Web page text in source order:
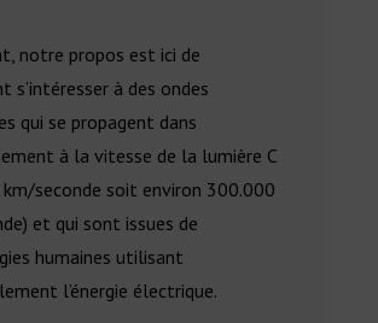
notre propos est ici de
s’intéresser à des ondes
qui se propagent dans
à la vitesse de la lumière C
seconde soit environ 300.000
et qui sont issues de
humaines utilisant
l’énergie électrique.